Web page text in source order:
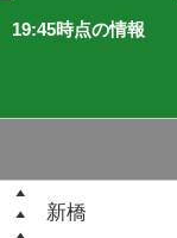
19:45時点の情報
新橋